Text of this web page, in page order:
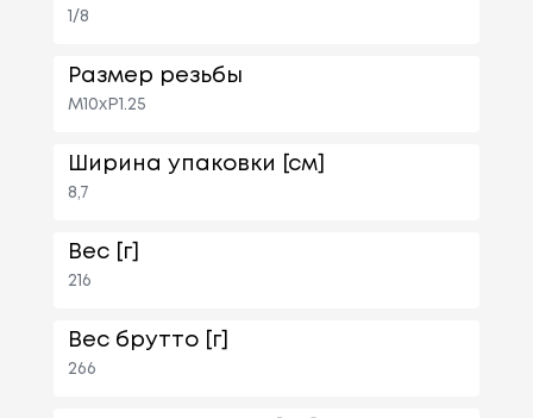
1/8
Размер резьбы
M10xP1.25
Ширина упаковки [см]
8,7
Вес [г]
216
Вес брутто [г]
266